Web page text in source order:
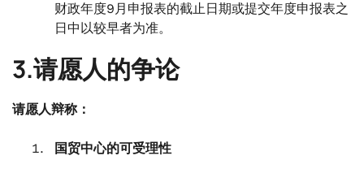
财政年度9月申报表的截止日期或提交年度申报表之
日中以较早者为准。
3.请愿人的争论
请愿人辩称：
国贸中心的可受理性